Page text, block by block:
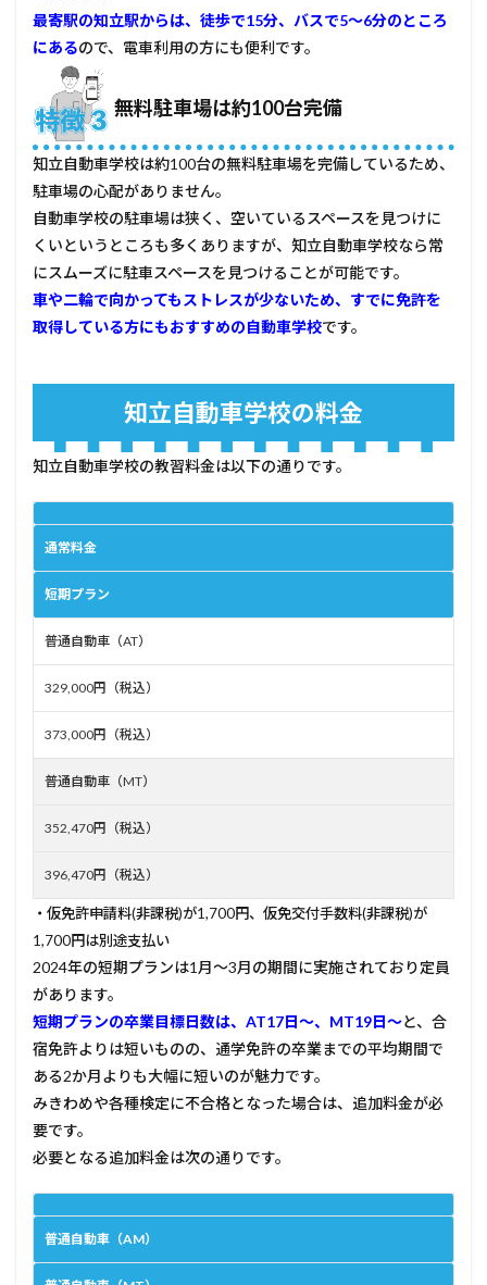
人
4.2
外国
語で
教習
を受
けた
い人
5
知立
自動
校の
口コ
ミ・
評判
悪い
6
管理
メン
ト
最寄駅の知立駅からは、徒歩で15分、バスで5～6分のところ
にあるので、電車利用の方にも便利です。
無料駐車場は約100台完備
知立自動車学校は約100台の無料駐車場を完備しているため、
駐車場の心配がありません。
自動車学校の駐車場は狭く、空いているスペースを見つけに
くいというところも多くありますが、知立自動車学校なら常
にスムーズに駐車スペースを見つけることが可能です。
車や二輪で向かってもストレスが少ないため、すでに免許を
取得している方にもおすすめの自動車学校です。
知立自動車学校の料金
知立自動車学校の教習料金は以下の通りです。
通常料金
短期プラン
普通自動車（AT）
329,000円（税込）
373,000円（税込）
普通自動車（MT）
352,470円（税込）
396,470円（税込）
・仮免許申請料(非課税)が1,700円、仮免交付手数料(非課税)が
1,700円は別途支払い
2024年の短期プランは1月～3月の期間に実施されており定員
があります。
短期プランの卒業目標日数は、AT17日～、MT19日～と、合
宿免許よりは短いものの、通学免許の卒業までの平均期間で
ある2か月よりも大幅に短いのが魅力です。
みきわめや各種検定に不合格となった場合は、追加料金が必
要です。
必要となる追加料金は次の通りです。
普通自動車（AM）